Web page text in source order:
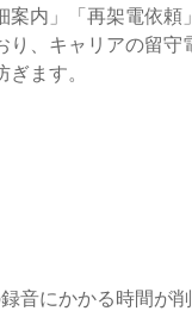
案内」「再架電依
、キャリアの留
ます。
音にかかる時間が